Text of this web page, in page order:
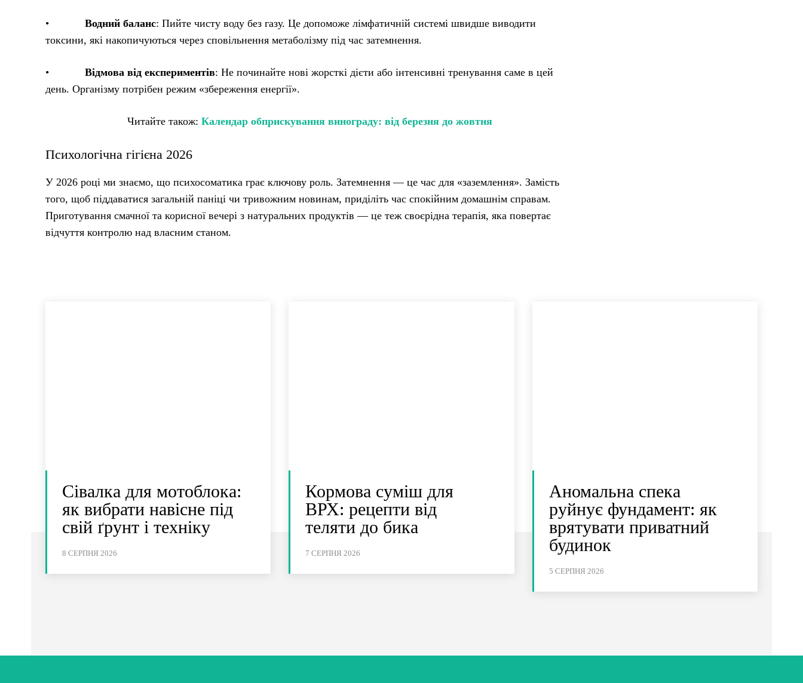
• Водний баланс: Пийте чисту воду без газу. Це допоможе лімфатичній системі швидше виводити
токсини, які накопичуються через сповільнення метаболізму під час затемнення.
• Відмова від експериментів: Не починайте нові жорсткі дієти або інтенсивні тренування саме в цей
день. Організму потрібен режим «збереження енергії».
Читайте також: Календар обприскування винограду: від березня до жовтня
Психологічна гігієна 2026
У 2026 році ми знаємо, що психосоматика грає ключову роль. Затемнення — це час для «заземлення». Замість
того, щоб піддаватися загальній паніці чи тривожним новинам, приділіть час спокійним домашнім справам.
Приготування смачної та корисної вечері з натуральних продуктів — це теж своєрідна терапія, яка повертає
відчуття контролю над власним станом.
Сівалка для мотоблока:
як вибрати навісне під
свій ґрунт і техніку
8 СЕРПНЯ 2026
Кормова суміш для
ВРХ: рецепти від
теляти до бика
7 СЕРПНЯ 2026
Аномальна спека
руйнує фундамент: як
врятувати приватний
будинок
5 СЕРПНЯ 2026